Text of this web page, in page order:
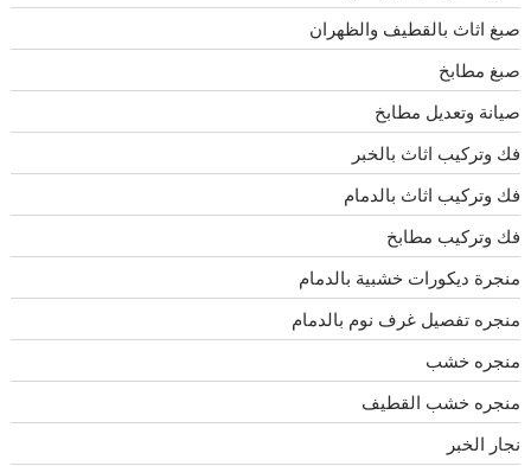
صبغ اثاث بالقطيف والظهران
صبغ مطابخ
صيانة وتعديل مطابخ
فك وتركيب اثاث بالخبر
فك وتركيب اثاث بالدمام
فك وتركيب مطابخ
منجرة ديكورات خشبية بالدمام
منجره تفصيل غرف نوم بالدمام
منجره خشب
منجره خشب القطيف
نجار الخبر